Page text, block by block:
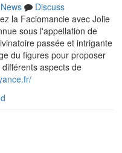
News
Discuss
la Faciomancie avec Jolie
sous l'appellation de
passée et intrigante
du figures pour proposer
aspects de